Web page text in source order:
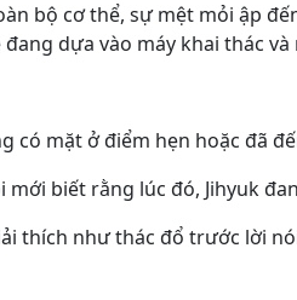
bộ cơ thể, sự mệt mỏi ập
dựa vào máy khai thác và
có mặt ở điểm hẹn hoặc đã
biết rằng lúc đó, Jihyuk
thích như thác đổ trước lời